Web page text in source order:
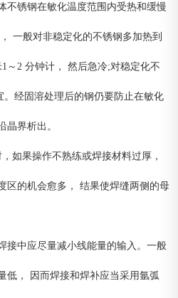
不锈钢在敏化温度范围内受热和缓慢
一般对非稳定化的不锈钢多加热到
～2 分钟计， 然后急冷;对稳定化不
经固溶处理后的钢仍要防止在敏化
晶界析出。
如果操作不熟练或焊接材料过厚，
区的机会愈多， 结果使焊缝两侧的母
接中应尽量减小线能量的输入。一般
低， 因而焊接和焊补应当采用氩弧